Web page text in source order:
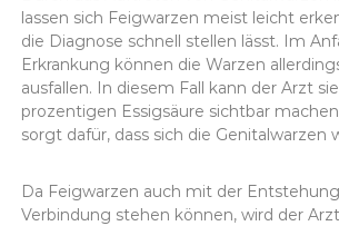
lassen sich Feigwarzen meist leicht
die Diagnose schnell stellen lässt. Im
Erkrankung können die Warzen
ausfallen. In diesem Fall kann der Arzt
prozentigen Essigsäure sichtbar
sorgt dafür, dass sich die Genitalwarzen
Da Feigwarzen auch mit der
Verbindung stehen können, wird der